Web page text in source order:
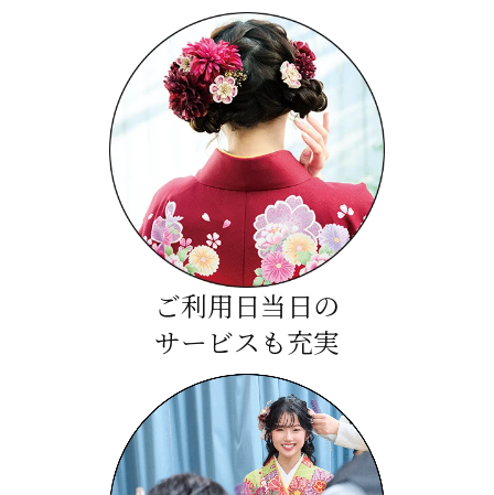
ご利用日当日の
サービスも充実